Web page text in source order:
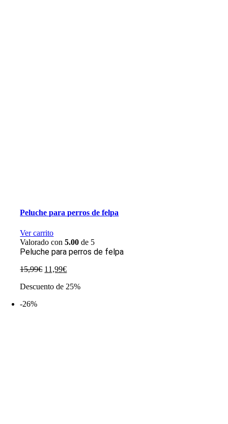
Peluche para perros de felpa
Ver carrito
Valorado con5.00 de 5
Peluche para perros de felpa
15,99€ El
original
11,99€El
actual
Descuento de 25%
-26%